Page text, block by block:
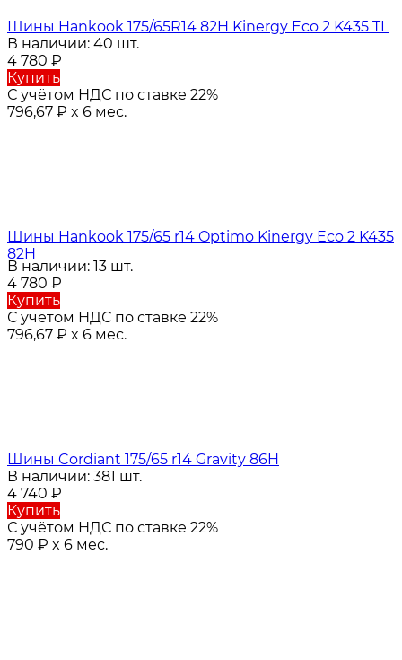
Шины Hankook 175/65R14 82H Kinergy Eco 2 K435 TL
В наличии: 40 шт.
4 780 ₽
Купить
С учётом НДС по ставке 22%
796,67 ₽ x 6 мес.
Шины Hankook 175/65 r14 Optimo Kinergy Eco 2 K435
82H
В наличии: 13 шт.
4 780 ₽
Купить
С учётом НДС по ставке 22%
796,67 ₽ x 6 мес.
Шины Cordiant 175/65 r14 Gravity 86H
В наличии: 381 шт.
4 740 ₽
Купить
С учётом НДС по ставке 22%
790 ₽ x 6 мес.